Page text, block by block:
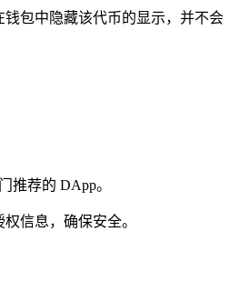
包中隐藏该代币的显示，并不会
推荐的 DApp。
信息，确保安全。